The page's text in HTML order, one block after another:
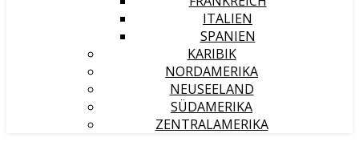
ITALIEN
SPANIEN
KARIBIK
NORDAMERIKA
NEUSEELAND
SÜDAMERIKA
ZENTRALAMERIKA